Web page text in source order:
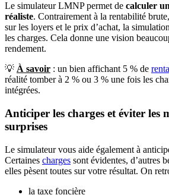
Le simulateur LMNP permet de calculer
réaliste. Contrairement à la rentabilité
sur les loyers et le prix d’achat, la
les charges. Cela donne une vision
rendement.
💡 À savoir : un bien affichant 5 % de
réalité tomber à 2 % ou 3 % une fois les
intégrées.
Anticiper les charges et éviter les
surprises
Le simulateur vous aide également à
Certaines charges sont évidentes, d’autres
elles pèsent toutes sur votre résultat. On
la taxe foncière